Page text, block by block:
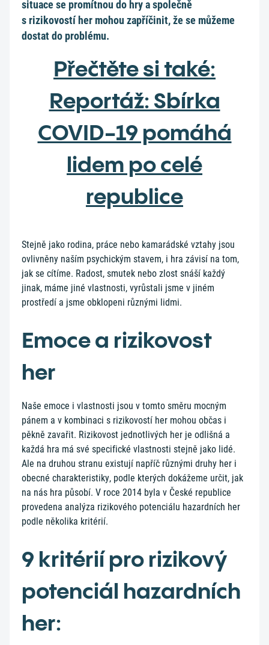
situace se promítnou do hry a společně
s rizikovostí her mohou zapříčinit, že se můžeme
dostat do problému.
Přečtěte si také:
Reportáž: Sbírka
COVID-19 pomáhá
lidem po celé
republice
Stejně jako rodina, práce nebo kamarádské vztahy jsou
ovlivněny naším psychickým stavem, i hra závisí na tom,
jak se cítíme. Radost, smutek nebo zlost snáší každý
jinak, máme jiné vlastnosti, vyrůstali jsme v jiném
prostředí a jsme obklopeni různými lidmi.
Emoce a rizikovost
her
Naše emoce i vlastnosti jsou v tomto směru mocným
pánem a v kombinaci s rizikovostí her mohou občas i
pěkně zavařit. Rizikovost jednotlivých her je odlišná a
každá hra má své specifické vlastnosti stejně jako lidé.
Ale na druhou stranu existují napříč různými druhy her i
obecné charakteristiky, podle kterých dokážeme určit, jak
na nás hra působí. V roce 2014 byla v České republice
provedena analýza rizikového potenciálu hazardních her
podle několika kritérií.
9 kritérií pro rizikový
potenciál hazardních
her: